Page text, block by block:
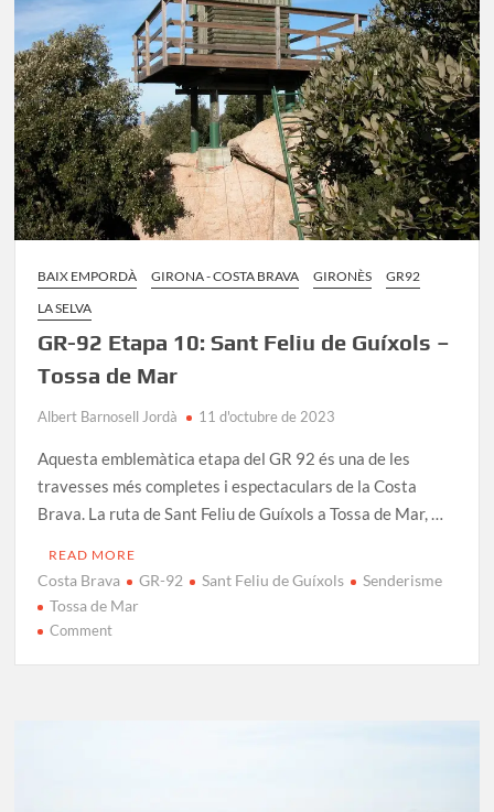
Guíxols
BAIX EMPORDÀ GIRONA - COSTA BRAVA GIRONÈS
GR92
LA SELVA
GR-92 Etapa 10: Sant Feliu de Guíxols –
Tossa de Mar
Albert Barnosell Jordà 11 d'octubre de 2023
Aquesta emblemàtica etapa del GR 92 és una de les
travesses més completes i espectaculars de la Costa
Brava. La ruta de Sant Feliu de Guíxols a Tossa de Mar, …
READ MORE
Costa Brava GR-92 Sant Feliu de Guíxols
Senderisme
Tossa de Mar
Commenton